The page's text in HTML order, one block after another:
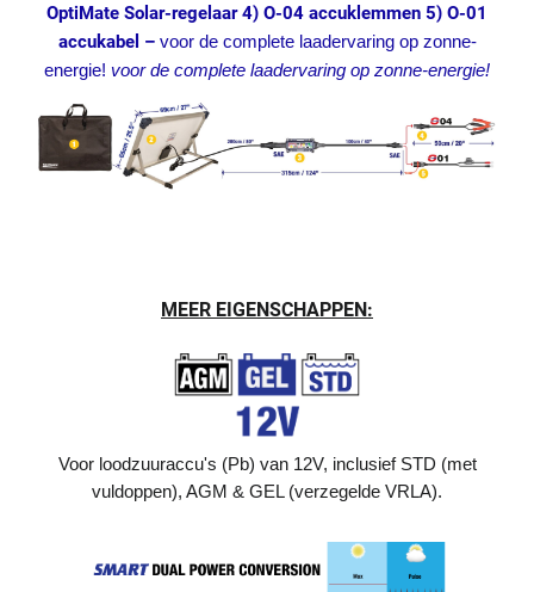
OptiMate Solar-regelaar 4) O-04 accuklemmen 5) O-01
accukabel – voor de complete laadervaring op zonne-
energie! voor de complete laadervaring op zonne-energie!
MEER EIGENSCHAPPEN:
Voor loodzuuraccu's (Pb) van 12V, inclusief STD (met
vuldoppen), AGM & GEL (verzegelde VRLA).